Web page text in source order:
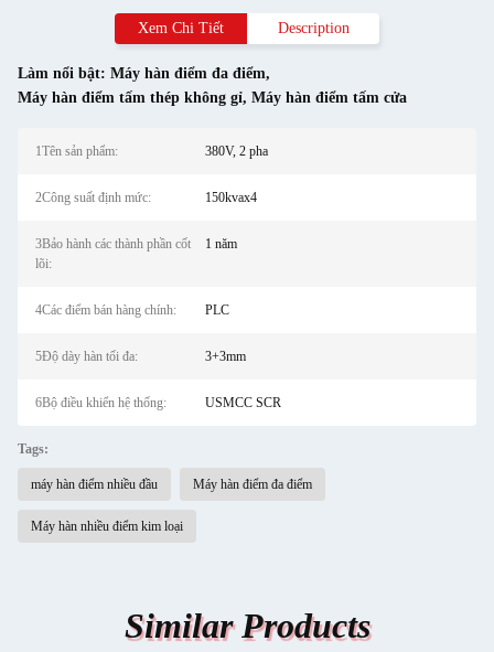
Xem Chi Tiết Description
Làm nổi bật: Máy hàn điểm đa điểm,
Máy hàn điểm tấm thép không gỉ, Máy hàn điểm tấm cửa
1Tên sản phẩm: 380V, 2 pha
2Công suất định mức: 150kvax4
3Bảo hành các thành phần cốt
lõi:
1 năm
4Các điểm bán hàng chính: PLC
5Độ dày hàn tối đa: 3+3mm
6Bộ điều khiển hệ thống: USMCC SCR
Tags:
máy hàn điểm nhiều đầu Máy hàn điểm đa điểm
Máy hàn nhiều điểm kim loại
Similar Products